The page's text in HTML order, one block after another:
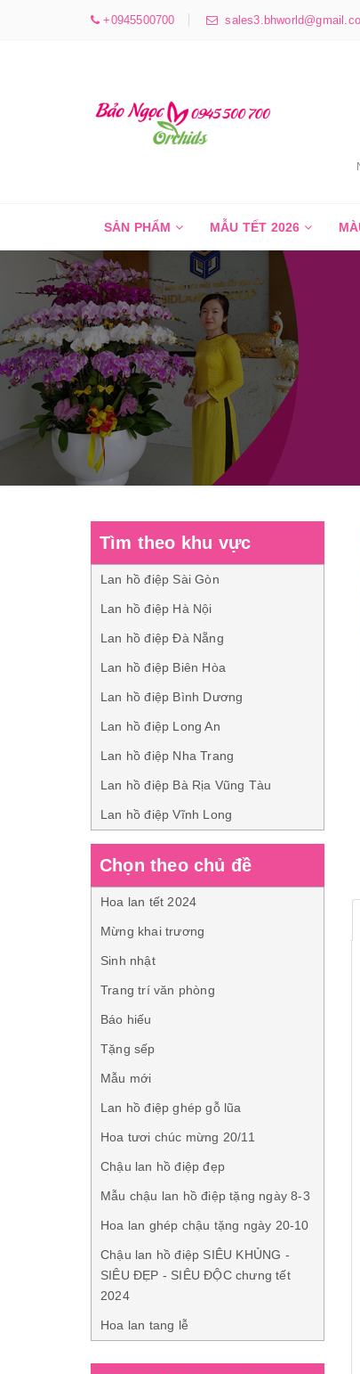
+0945500700
SẢN PHẨM MẪU TẾT 2026
Tìm theo khu vực
Lan hồ điệp Sài Gòn
Lan hồ điệp Hà Nội
Lan hồ điệp Đà Nẵng
Lan hồ điệp Biên Hòa
Lan hồ điệp Bình Dương
Lan hồ điệp Long An
Lan hồ điệp Nha Trang
Lan hồ điệp Bà Rịa Vũng Tàu
Lan hồ điệp Vĩnh Long
Chọn theo chủ đề
Hoa lan tết 2024
Mừng khai trương
Sinh nhật
Trang trí văn phòng
Báo hiếu
Tặng sếp
Mẫu mới
Lan hồ điệp ghép gỗ lũa
Hoa tươi chúc mừng 20/11
Chậu lan hồ điệp đẹp
Mẫu chậu lan hồ điệp tặng ngày 8-3
Hoa lan ghép chậu tặng ngày 20-10
Chậu lan hồ điệp SIÊU KHỦNG -
SIÊU ĐẸP - SIÊU ĐỘC chưng tết
2024
Hoa lan tang lễ